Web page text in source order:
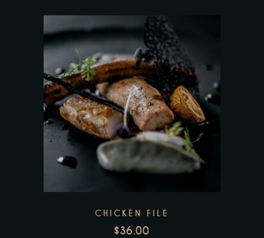
CHICKEN FILE
$36.00